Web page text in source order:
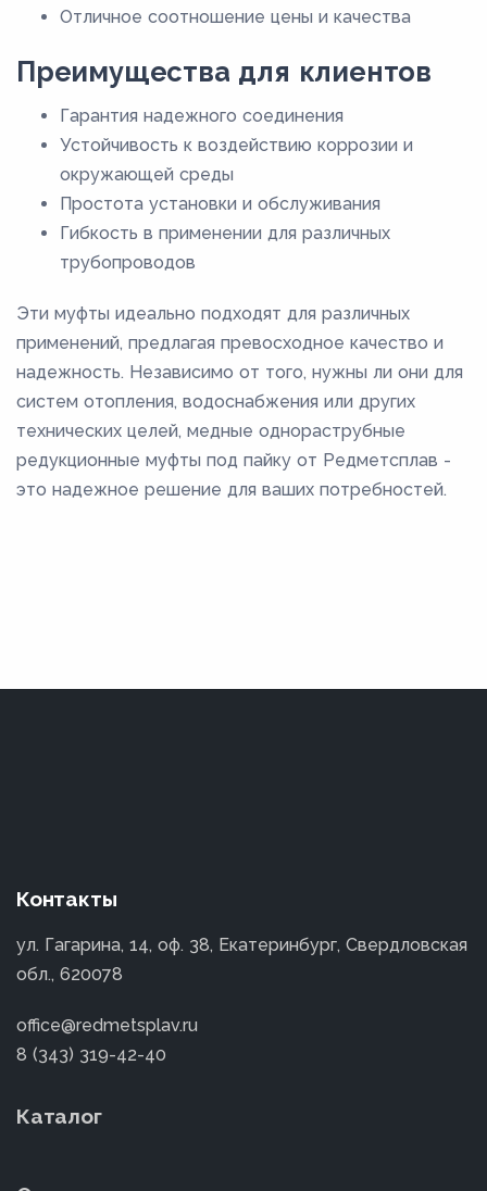
Отличное соотношение цены и качества
Преимущества для клиентов
Гарантия надежного соединения
Устойчивость к воздействию коррозии и
окружающей среды
Простота установки и обслуживания
Гибкость в применении для различных
трубопроводов
Эти муфты идеально подходят для различных
применений, предлагая превосходное качество и
надежность. Независимо от того, нужны ли они для
систем отопления, водоснабжения или других
технических целей, медные однораструбные
редукционные муфты под пайку от Редметсплав -
это надежное решение для ваших потребностей.
Контакты
ул. Гагарина, 14, оф. 38, Екатеринбург, Свердловская
обл., 620078
office@redmetsplav.ru
8 (343) 319-42-40
Каталог